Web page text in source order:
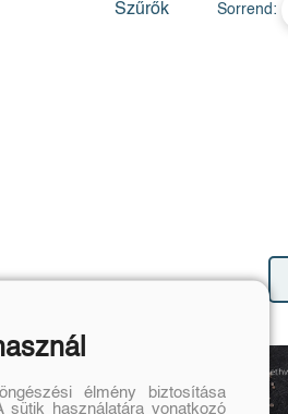
Szűrők Sorrend:
élmény biztosítása
sütik használatára vonatkozó